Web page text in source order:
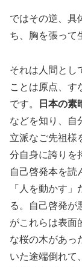
ではその逆、具
ち、胸を張って
それは人間とし
ことは原点、す
です。
日本の素
などを知り、自
立派なご先祖様
分自身に誇りを
自己啓発本を読
「人を動かす
る。自己啓発が
がこれらは表面
な桜の木があっ
いた途端倒れて